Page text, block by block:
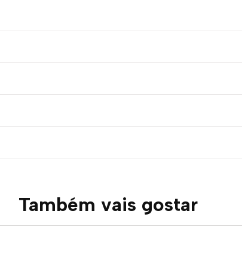
Também vais gostar